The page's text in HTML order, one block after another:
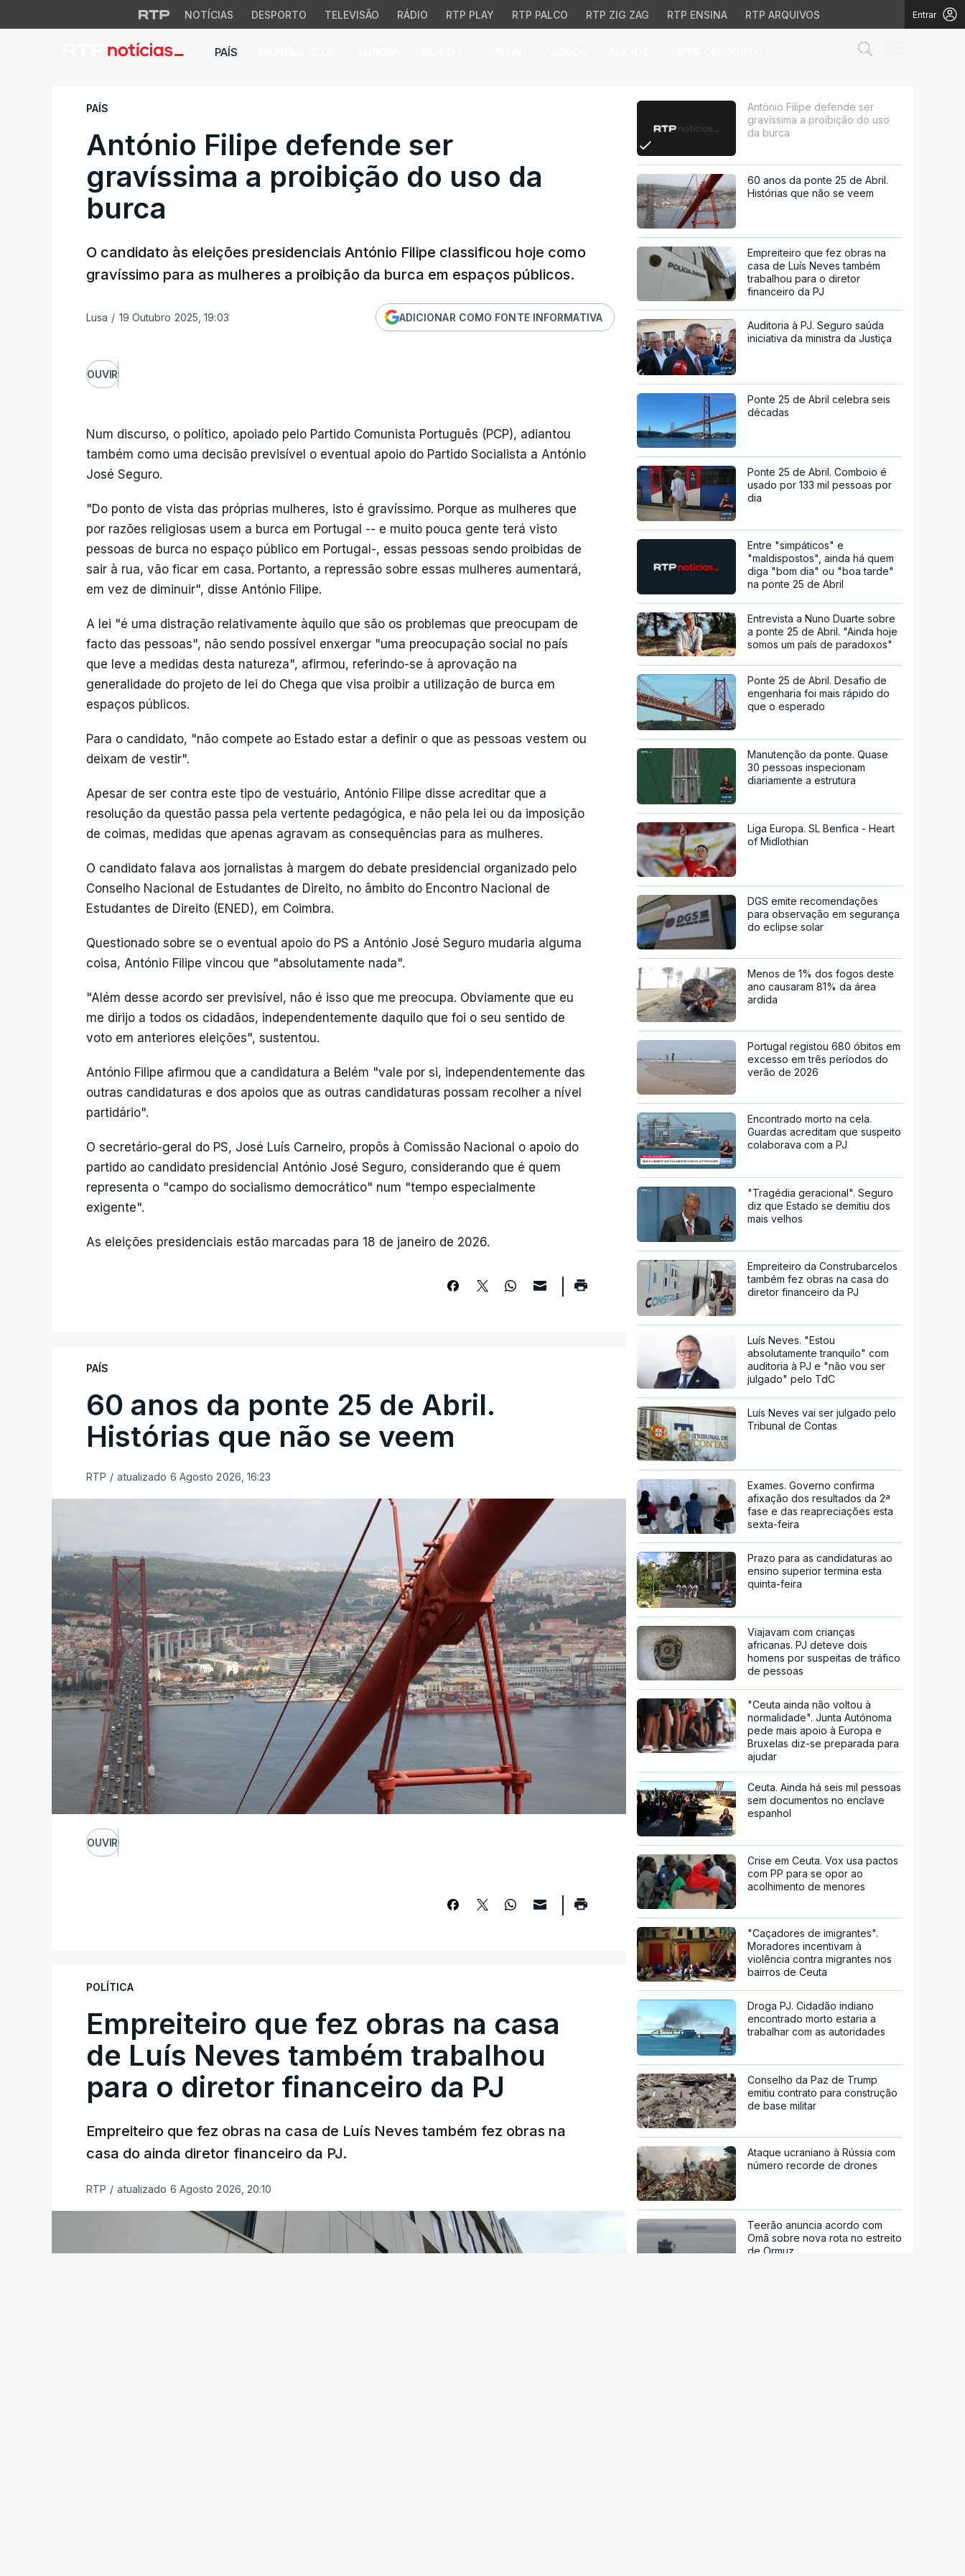
NOTÍCIAS DESPORTO TELEVISÃO RÁDIO RTP PLAY RTP PALCO RTP ZIG ZAG RTP ENSINA RTP ARQUIVOS Entrar
PAÍS
António Filipe defende ser gravíssima a proibição do uso da burca
PAÍS
António Filipe defende ser
gravíssima a proibição do uso da
burca
O candidato às eleições presidenciais António Filipe classificou hoje como
gravíssimo para as mulheres a proibição da burca em espaços públicos.
Lusa / 19 Outubro 2025, 19:03 ADICIONAR COMO FONTE INFORMATIVA
OUVIR
Num discurso, o político, apoiado pelo Partido Comunista Português (PCP), adiantou
também como uma decisão previsível o eventual apoio do Partido Socialista a António
José Seguro.
"Do ponto de vista das próprias mulheres, isto é gravíssimo. Porque as mulheres que
por razões religiosas usem a burca em Portugal -- e muito pouca gente terá visto
pessoas de burca no espaço público em Portugal-, essas pessoas sendo proibidas de
sair à rua, vão ficar em casa. Portanto, a repressão sobre essas mulheres aumentará,
em vez de diminuir", disse António Filipe.
A lei "é uma distração relativamente àquilo que são os problemas que preocupam de
facto das pessoas", não sendo possível enxergar "uma preocupação social no país
que leve a medidas desta natureza", afirmou, referindo-se à aprovação na
generalidade do projeto de lei do Chega que visa proibir a utilização de burca em
espaços públicos.
Para o candidato, "não compete ao Estado estar a definir o que as pessoas vestem ou
deixam de vestir".
Apesar de ser contra este tipo de vestuário, António Filipe disse acreditar que a
resolução da questão passa pela vertente pedagógica, e não pela lei ou da imposição
de coimas, medidas que apenas agravam as consequências para as mulheres.
O candidato falava aos jornalistas à margem do debate presidencial organizado pelo
Conselho Nacional de Estudantes de Direito, no âmbito do Encontro Nacional de
Estudantes de Direito (ENED), em Coimbra.
Questionado sobre se o eventual apoio do PS a António José Seguro mudaria alguma
coisa, António Filipe vincou que "absolutamente nada".
"Além desse acordo ser previsível, não é isso que me preocupa. Obviamente que eu
me dirijo a todos os cidadãos, independentemente daquilo que foi o seu sentido de
voto em anteriores eleições", sustentou.
António Filipe afirmou que a candidatura a Belém "vale por si, independentemente das
outras candidaturas e dos apoios que as outras candidaturas possam recolher a nível
partidário".
O secretário-geral do PS, José Luís Carneiro, propôs à Comissão Nacional o apoio do
partido ao candidato presidencial António José Seguro, considerando que é quem
representa o "campo do socialismo democrático" num "tempo especialmente
exigente".
As eleições presidenciais estão marcadas para 18 de janeiro de 2026.
PAÍS
60 anos da ponte 25 de Abril.
Histórias que não se veem
RTP / atualizado 6 Agosto 2026, 16:23
OUVIR
POLÍTICA
Empreiteiro que fez obras na casa
de Luís Neves também trabalhou
para o diretor financeiro da PJ
Empreiteiro que fez obras na casa de Luís Neves também fez obras na
casa do ainda diretor financeiro da PJ.
RTP / atualizado 6 Agosto 2026, 20:10
António Filipe defende ser
gravíssima a proibição do uso
da burca
60 anos da ponte 25 de Abril.
Histórias que não se veem
Empreiteiro que fez obras na
casa de Luís Neves também
trabalhou para o diretor
financeiro da PJ
Auditoria à PJ. Seguro saúda
iniciativa da ministra da Justiça
Ponte 25 de Abril celebra seis
décadas
Ponte 25 de Abril. Comboio é
usado por 133 mil pessoas por
dia
Entre "simpáticos" e
"maldispostos", ainda há quem
diga "bom dia" ou "boa tarde"
na ponte 25 de Abril
Entrevista a Nuno Duarte sobre
a ponte 25 de Abril. "Ainda hoje
somos um país de paradoxos"
Ponte 25 de Abril. Desafio de
engenharia foi mais rápido do
que o esperado
Manutenção da ponte. Quase
30 pessoas inspecionam
diariamente a estrutura
Liga Europa. SL Benfica - Heart
of Midlothian
DGS emite recomendações
para observação em segurança
do eclipse solar
Menos de 1% dos fogos deste
ano causaram 81% da área
ardida
Portugal registou 680 óbitos em
excesso em três períodos do
verão de 2026
Encontrado morto na cela.
Guardas acreditam que suspeito
colaborava com a PJ
"Tragédia geracional". Seguro
diz que Estado se demitiu dos
mais velhos
Empreiteiro da Construbarcelos
também fez obras na casa do
diretor financeiro da PJ
Luís Neves. "Estou
absolutamente tranquilo" com
auditoria à PJ e "não vou ser
julgado" pelo TdC
Luís Neves vai ser julgado pelo
Tribunal de Contas
Exames. Governo confirma
afixação dos resultados da 2ª
fase e das reapreciações esta
sexta-feira
Prazo para as candidaturas ao
ensino superior termina esta
quinta-feira
Viajavam com crianças
africanas. PJ deteve dois
homens por suspeitas de tráfico
de pessoas
"Ceuta ainda não voltou à
normalidade". Junta Autónoma
pede mais apoio à Europa e
Bruxelas diz-se preparada para
ajudar
Ceuta. Ainda há seis mil pessoas
sem documentos no enclave
espanhol
Crise em Ceuta. Vox usa pactos
com PP para se opor ao
acolhimento de menores
"Caçadores de imigrantes".
Moradores incentivam à
violência contra migrantes nos
bairros de Ceuta
Droga PJ. Cidadão indiano
encontrado morto estaria a
trabalhar com as autoridades
Conselho da Paz de Trump
emitiu contrato para construção
de base militar
Ataque ucraniano à Rússia com
número recorde de drones
Teerão anuncia acordo com
Omã sobre nova rota no estreito
de Ormuz